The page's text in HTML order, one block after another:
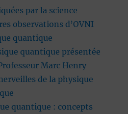
par la science
observations d’OVNI
quantique
quantique présentée
Marc Henry
de la physique
quantique : concepts